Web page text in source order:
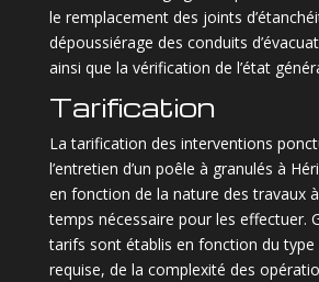
le remplacement des joints
dépoussiérage des conduits
ainsi que la vérification de l’état
Tarification
La tarification des interventions
l’entretien d’un poêle à granulés à
en fonction de la nature des travaux
temps nécessaire pour les effectuer.
tarifs sont établis en fonction du type
requise, de la complexité des